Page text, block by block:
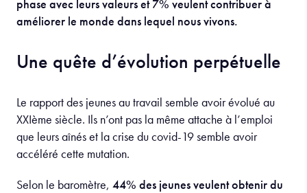
phase avec leurs valeurs et 7% veulent contribuer à
améliorer le monde dans lequel nous vivons.
Une quête d’évolution perpétuelle
Le rapport des jeunes au travail semble avoir évolué au
XXIème siècle. Ils n’ont pas la même attache à l’emploi
que leurs aînés et la crise du covid-19 semble avoir
accéléré cette mutation.
Selon le baromètre, 44% des jeunes veulent obtenir du